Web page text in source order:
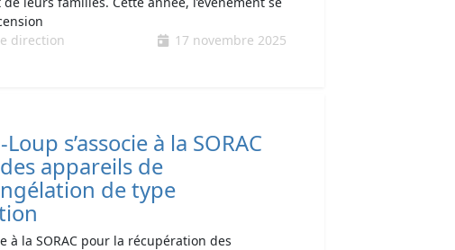
direction
17 novembre 2025
s’associe à la SORAC
appareils de
de type
à la SORAC pour la récupération des